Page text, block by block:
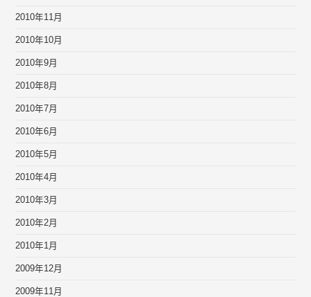
2010年11月
2010年10月
2010年9月
2010年8月
2010年7月
2010年6月
2010年5月
2010年4月
2010年3月
2010年2月
2010年1月
2009年12月
2009年11月